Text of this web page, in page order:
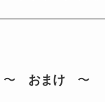
〜 おまけ 〜